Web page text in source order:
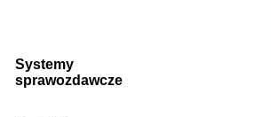
Systemy
sprawozdawcze